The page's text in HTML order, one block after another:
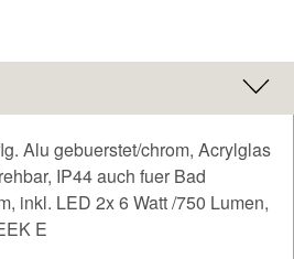
Alu gebuerstet/chrom, Acrylglas
IP44 auch fuer Bad
inkl. LED 2x 6 Watt /750 Lumen,
E